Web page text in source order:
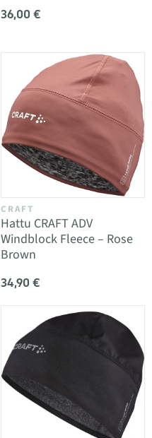
36,00 €
CRAFT
Hattu CRAFT ADV
Windblock Fleece – Rose
Brown
34,90 €